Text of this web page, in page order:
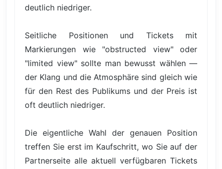
deutlich niedriger.
Seitliche Positionen und Tickets mit
Markierungen wie "obstructed view" oder
"limited view" sollte man bewusst wählen —
der Klang und die Atmosphäre sind gleich wie
für den Rest des Publikums und der Preis ist
oft deutlich niedriger.
Die eigentliche Wahl der genauen Position
treffen Sie erst im Kaufschritt, wo Sie auf der
Partnerseite alle aktuell verfügbaren Tickets